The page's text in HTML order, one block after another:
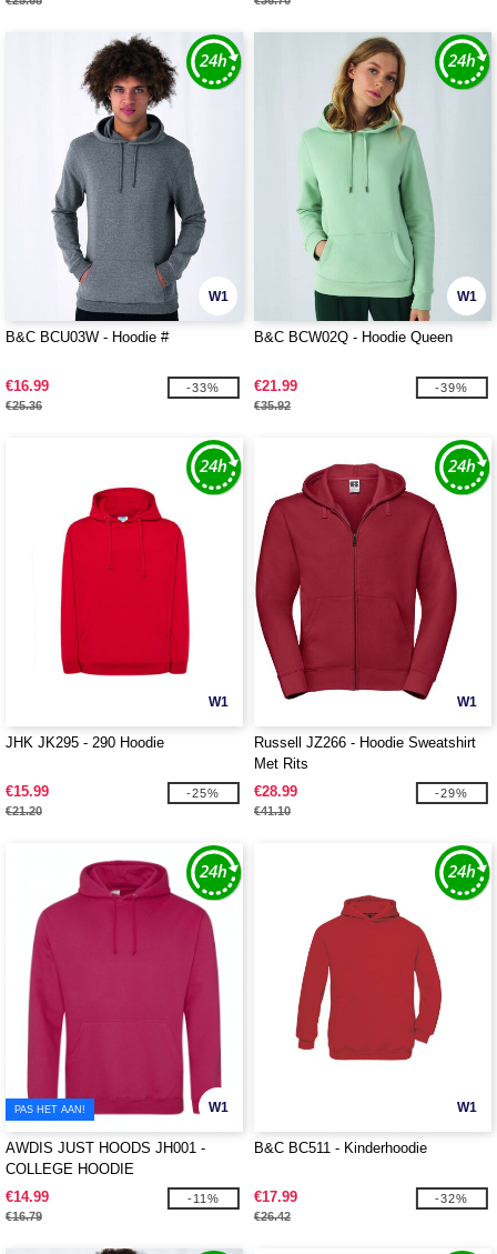
W1
B&C BCU03W - Hoodie #
€16.99
€25.36
-33%
W1
B&C BCW02Q - Hoodie Queen
€21.99
€35.92
-39%
W1
JHK JK295 - 290 Hoodie
€15.99
€21.20
-25%
W1
Russell JZ266 - Hoodie Sweatshirt
Met Rits
€28.99
€41.10
-29%
W1
PAS HET AAN!
AWDIS JUST HOODS JH001 -
COLLEGE HOODIE
€14.99
€16.79
-11%
W1
B&C BC511 - Kinderhoodie
€17.99
€26.42
-32%